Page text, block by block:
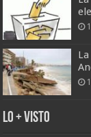
Lo + Visto